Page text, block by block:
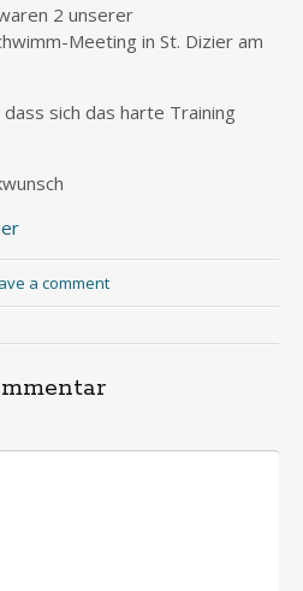
2 unserer
Meeting in St. Dizier am
sich das harte Training
a comment